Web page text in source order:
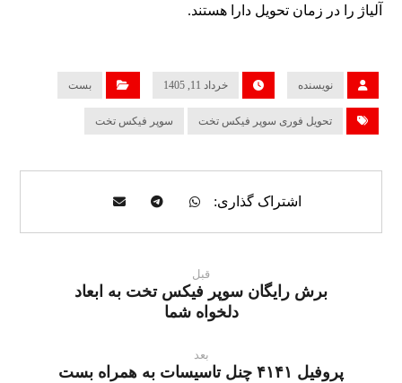
آلیاژ را در زمان تحویل دارا هستند.
نویسنده خرداد 11, 1405 بست
تحویل فوری سوپر فیکس تخت سوپر فیکس تخت
قبل
برش رایگان سوپر فیکس تخت به ابعاد
دلخواه شما
بعد
پروفیل ۴۱۴۱ چنل تاسیسات به همراه بست